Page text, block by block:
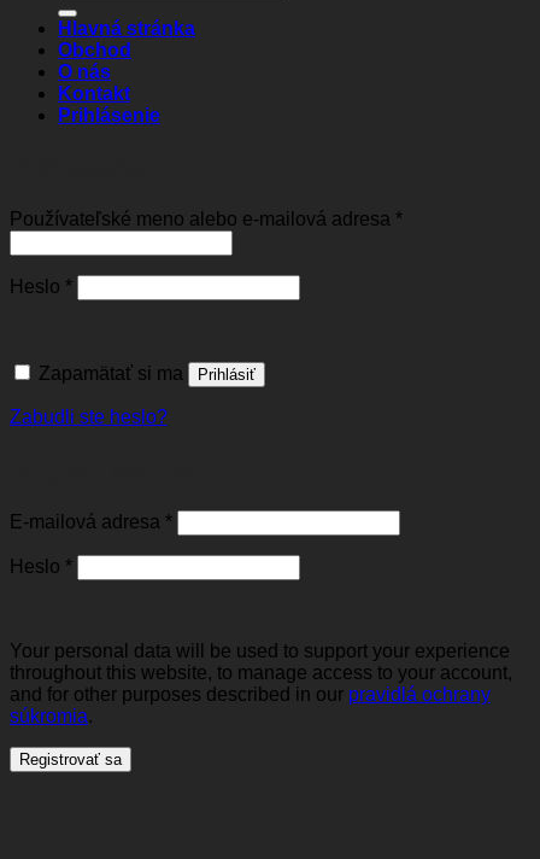
Hlavná stránka
Obchod
O nás
Kontakt
Prihlásenie
Používateľské meno alebo e-mailová adresa *Povinné
Heslo *Povinné
Zapamätať si ma Prihlásiť
Zabudli ste heslo?
E-mailová adresa *Povinné
Heslo *Povinné
Your personal data will be used to support your experience
throughout this website, to manage access to your account,
and for other purposes described in our pravidlá ochrany
súkromia.
Registrovať sa